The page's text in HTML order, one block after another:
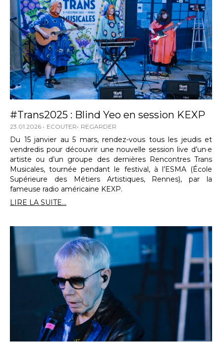
#Trans2025 : Blind Yeo en session KEXP
23.01.2026 ECOUTER REGARDER
Du 15 janvier au 5 mars, rendez-vous tous les jeudis et
vendredis pour découvrir une nouvelle session live d’un·e
artiste ou d’un groupe des dernières Rencontres Trans
Musicales, tournée pendant le festival, à l’ESMA (École
Supérieure des Métiers Artistiques, Rennes), par la
fameuse radio américaine KEXP.
LIRE LA SUITE...